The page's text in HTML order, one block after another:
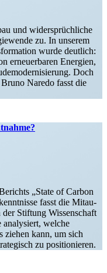
und wider­sprüch­liche
zu. In unserem
wurde deutlich:
erneu­er­baren Energien,
Doch
Naredo fasst die
„State of Carbon
fasst die Mitau­
Stiftung Wissen­schaft
welche
ziehen kann, um sich
zu positionieren.